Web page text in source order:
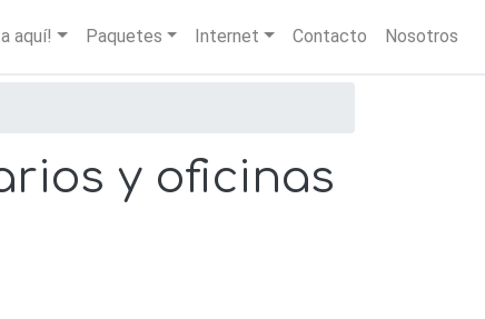
aquí! Paquetes Internet Contacto Nosotros
y oficinas